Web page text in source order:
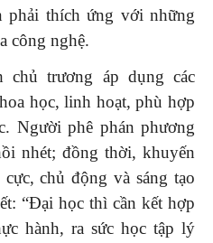
thích ứng với những
công nghệ.
trương áp dụng các
học, linh hoạt, phù hợp
Người phê phán phương
nhét; đồng thời, khuyến
chủ động và sáng tạo
“Đại học thì cần kết hợp
hành, ra sức học tập lý